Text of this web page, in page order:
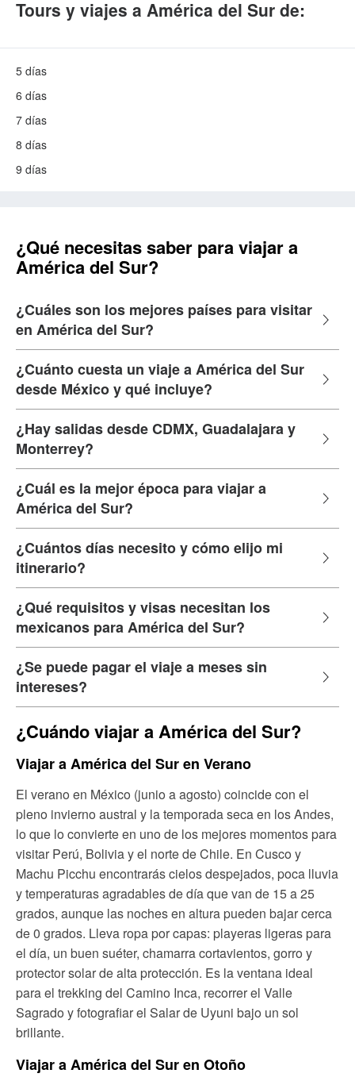
Tours y viajes a América del Sur de:
5 días
6 días
7 días
8 días
9 días
¿Qué necesitas saber para viajar a
América del Sur?
¿Cuáles son los mejores países para visitar
en América del Sur?
¿Cuánto cuesta un viaje a América del Sur
desde México y qué incluye?
¿Hay salidas desde CDMX, Guadalajara y
Monterrey?
¿Cuál es la mejor época para viajar a
América del Sur?
¿Cuántos días necesito y cómo elijo mi
itinerario?
¿Qué requisitos y visas necesitan los
mexicanos para América del Sur?
¿Se puede pagar el viaje a meses sin
intereses?
¿Cuándo viajar a América del Sur?
Viajar a América del Sur en Verano
El verano en México (junio a agosto) coincide con el
pleno invierno austral y la temporada seca en los Andes,
lo que lo convierte en uno de los mejores momentos para
visitar Perú, Bolivia y el norte de Chile. En Cusco y
Machu Picchu encontrarás cielos despejados, poca lluvia
y temperaturas agradables de día que van de 15 a 25
grados, aunque las noches en altura pueden bajar cerca
de 0 grados. Lleva ropa por capas: playeras ligeras para
el día, un buen suéter, chamarra cortavientos, gorro y
protector solar de alta protección. Es la ventana ideal
para el trekking del Camino Inca, recorrer el Valle
Sagrado y fotografiar el Salar de Uyuni bajo un sol
brillante.
Viajar a América del Sur en Otoño